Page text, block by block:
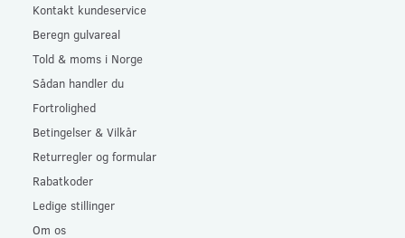
Kontakt kundeservice
Beregn gulvareal
Told & moms i Norge
Sådan handler du
Fortrolighed
Betingelser & Vilkår
Returregler og formular
Rabatkoder
Ledige stillinger
Om os